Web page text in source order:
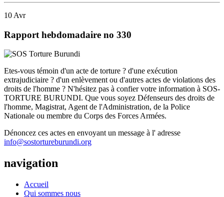
10 Avr
Rapport hebdomadaire no 330
Etes-vous témoin d'un acte de torture ? d'une exécution
extrajudiciaire ? d'un enlèvement ou d'autres actes de violations des
droits de l'homme ? N'hésitez pas à confier votre information à SOS-
TORTURE BURUNDI. Que vous soyez Défenseurs des droits de
l'homme, Magistrat, Agent de l'Administration, de la Police
Nationale ou membre du Corps des Forces Armées.
Dénoncez ces actes en envoyant un message à l' adresse
info@sostortureburundi.org
navigation
Accueil
Qui sommes nous